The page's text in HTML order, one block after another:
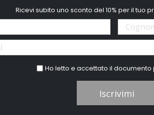
Ricevi subito uno sconto del 10% per il tuo
Ho letto e accettato il documento
Iscrivimi